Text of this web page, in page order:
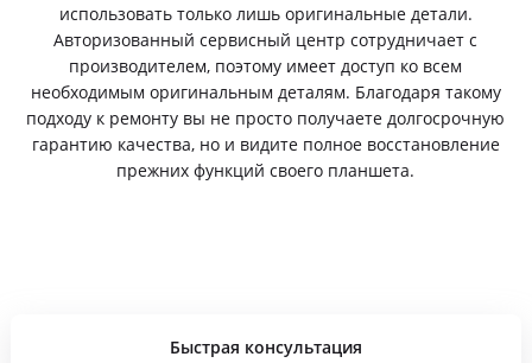
использовать только лишь оригинальные детали.
Авторизованный сервисный центр сотрудничает с
производителем, поэтому имеет доступ ко всем
необходимым оригинальным деталям. Благодаря такому
подходу к ремонту вы не просто получаете долгосрочную
гарантию качества, но и видите полное восстановление
прежних функций своего планшета.
Быстрая консультация